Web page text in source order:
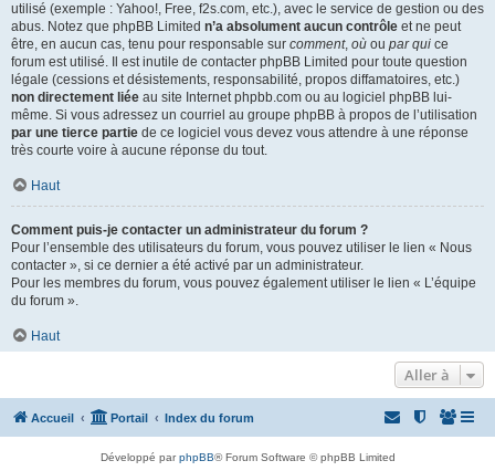
utilisé (exemple : Yahoo!, Free, f2s.com, etc.), avec le service de gestion ou des
abus. Notez que phpBB Limited n’a absolument aucun contrôle et ne peut
être, en aucun cas, tenu pour responsable sur comment, où ou par qui ce
forum est utilisé. Il est inutile de contacter phpBB Limited pour toute question
légale (cessions et désistements, responsabilité, propos diffamatoires, etc.)
non directement liée au site Internet phpbb.com ou au logiciel phpBB lui-
même. Si vous adressez un courriel au groupe phpBB à propos de l’utilisation
par une tierce partie de ce logiciel vous devez vous attendre à une réponse
très courte voire à aucune réponse du tout.
Haut
Comment puis-je contacter un administrateur du forum ?
Pour l’ensemble des utilisateurs du forum, vous pouvez utiliser le lien « Nous
contacter », si ce dernier a été activé par un administrateur.
Pour les membres du forum, vous pouvez également utiliser le lien « L’équipe
du forum ».
Haut
Aller à
Accueil Portail Index du forum
Développé parphpBB® Forum Software © phpBB Limited